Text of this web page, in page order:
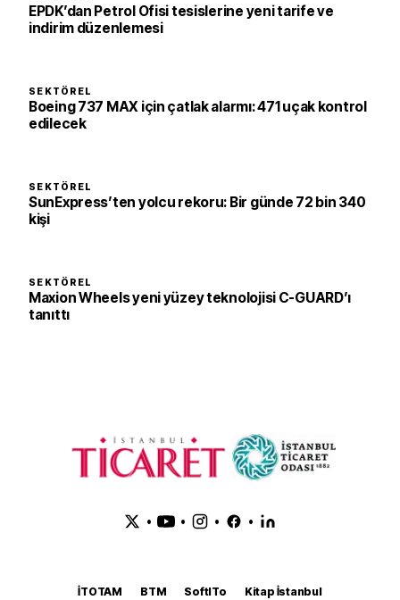
EPDK’dan Petrol Ofisi tesislerine yeni tarife ve
indirim düzenlemesi
SEKTÖREL
Boeing 737 MAX için çatlak alarmı: 471 uçak kontrol
edilecek
SEKTÖREL
SunExpress’ten yolcu rekoru: Bir günde 72 bin 340
kişi
SEKTÖREL
Maxion Wheels yeni yüzey teknolojisi C-GUARD’ı
tanıttı
• • • •
İTOTAM BTM SoftITo
Kitap İstanbul